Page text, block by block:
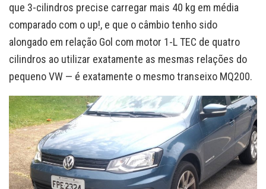
que 3-cilindros precise carregar mais 40 kg em média
comparado com o up!, e que o câmbio tenho sido
alongado em relação Gol com motor 1-L TEC de quatro
cilindros ao utilizar exatamente as mesmas relações do
pequeno VW — é exatamente o mesmo transeixo MQ200.